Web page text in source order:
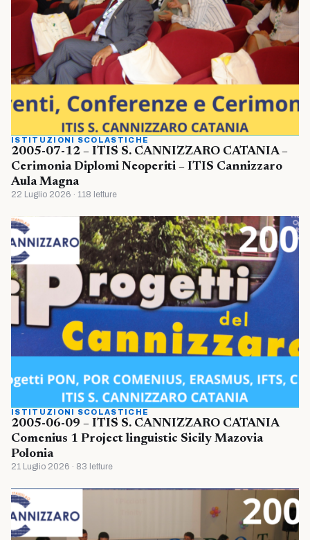
ISTITUZIONI SCOLASTICHE
2005-07-12 – ITIS S. CANNIZZARO CATANIA –
Cerimonia Diplomi Neoperiti – ITIS Cannizzaro
Aula Magna
22 Luglio 2026 · 118 letture
ISTITUZIONI SCOLASTICHE
2005-06-09 – ITIS S. CANNIZZARO CATANIA
Comenius 1 Project linguistic Sicily Mazovia
Polonia
21 Luglio 2026 · 83 letture